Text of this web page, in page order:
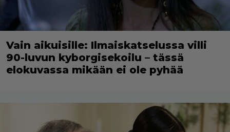
Vain aikuisille: Ilmaiskatselussa villi
90-luvun kyborgisekoilu – tässä
elokuvassa mikään ei ole pyhää